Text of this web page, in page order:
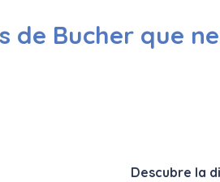
Bucher que
Descubre la